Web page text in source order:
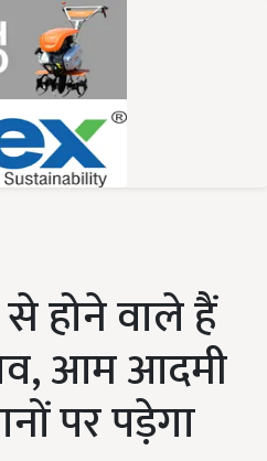
होने वाले हैं
आम आदमी
पर पड़ेगा